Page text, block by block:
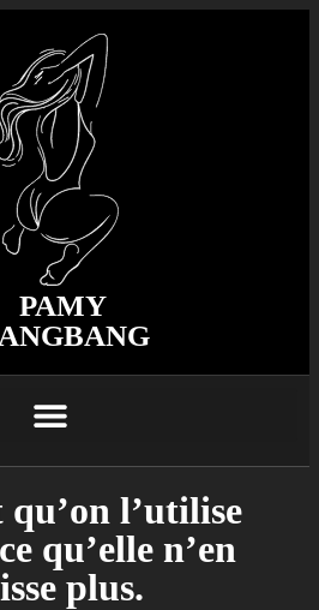
PAMY
l’utilise
qu’elle n’en
plus.